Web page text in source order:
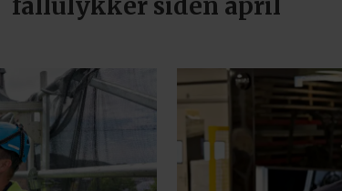
fallulykker siden april